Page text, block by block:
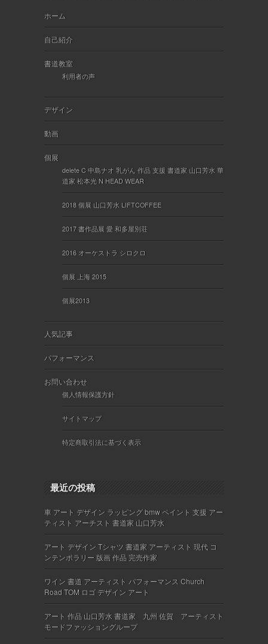
ホーム
自己紹介
書道教室
利用者の声
デザイン
動画
個展
delete C 中島ナオ 乳がん 作品 支援 書道家 山口芳水 華
道家 松本光 N HEAD WEAR
2018 個展 山口芳水 LIFTCOFFEE
2017 書作品展 愛 和多屋別荘
2016 オーケストラ シロクロ
個展 上海 2015
個展2013
人気記事
パフォーマンス
お問い合わせ
個人情報保護方針
サイトマップ
特定商取引法に基づく表示
最近の投稿
車 アート デザイン ラッピング bmw ペイント 支援 アー
ティスト アーチスト 書道家 山口芳水
アート デザイン Tシャツ 書道家 アーティスト 現代 コ
ンテンポラリー 版画 作品 完売作家
ワイン 書道 アーティスト パフォーマンス Church
Road TOM ロゴ デザイン アート
アート 作品 山口芳水 書道家 九州 佐賀 アーティスト
モードファッショングループ